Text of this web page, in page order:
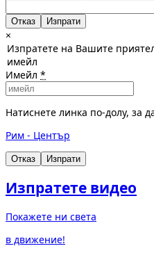
Отказ
×
Изпратете на Вашите
имейл
Имейл *
Натиснете линка по-долу, за
Рим - Център
Отказ Изпрати
Изпратете видео
Покажете ни света
в движение!